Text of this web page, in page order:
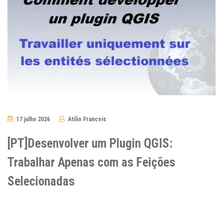
17 julho 2026 Atilio Francois
[PT]Desenvolver um Plugin QGIS:
Trabalhar Apenas com as Feições
Selecionadas